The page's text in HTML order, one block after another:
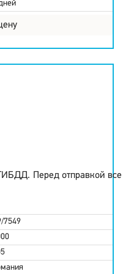
Перед отправкой все
7549